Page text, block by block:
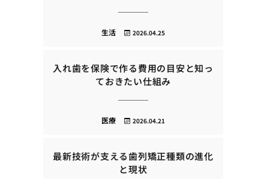
2026.04.25
生活
入れ歯を保険で作る費用の目安と知っ
ておきたい仕組み
2026.04.21
医療
最新技術が支える歯列矯正種類の進化
と現状